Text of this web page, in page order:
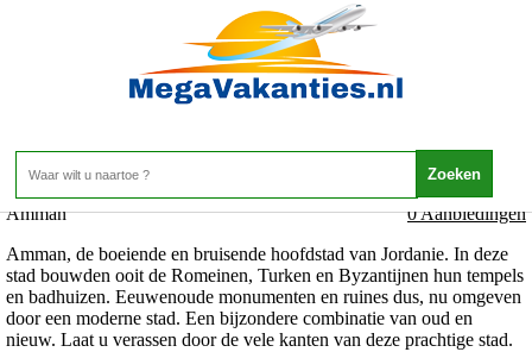
Home>
Amman
0 Aanbiedingen
Amman, de boeiende en bruisende hoofdstad van Jordanie. In deze
stad bouwden ooit de Romeinen, Turken en Byzantijnen hun tempels
en badhuizen. Eeuwenoude monumenten en ruines dus, nu omgeven
door een moderne stad. Een bijzondere combinatie van oud en
nieuw. Laat u verassen door de vele kanten van deze prachtige stad.